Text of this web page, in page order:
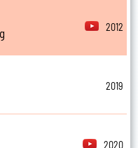
2012
2019
2020